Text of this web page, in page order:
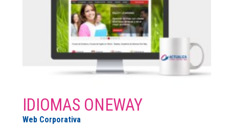
IDIOMAS ONEWAY
Web Corporativa